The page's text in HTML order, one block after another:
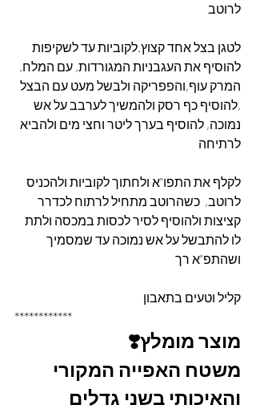
לרוטב
לטגן בצל אחד קצוץ.לקוביות עד לשקיפות
להוסיף את העגבניות המגורדות, עם המלח.
המרק עוף,והפפריקה ולבשל מעט עם הבצל
,להוסיף כף רסק ולהמשיך לערבב על אש
נמוכה, להוסיף בערך ליטר וחצי מים ולהביא
לרתיחה
לקלף את התפו"א ולחתוך לקוביות ולהכניס
לרוטב,  כשהרוטב מתחיל לרתוח לכדרר
קציצות ולהוסיף לסיר לכסות במכסה ולתת
לו להתבשל על אש נמוכה עד שמסמיך
ושהתפ"א רך
קליל וטעים בתאבון
************
מוצר מומלץ❣️
משטח האפייה המקורי
והאיכותי בשני גדלים